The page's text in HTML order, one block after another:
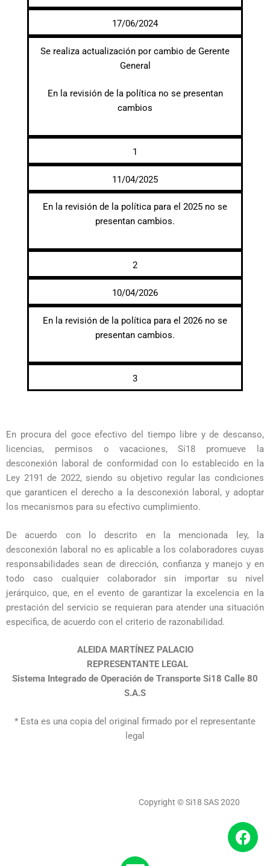
17/06/2024
Se realiza actualización por cambio de Gerente
General
En la revisión de la política no se presentan
cambios
1
11/04/2025
En la revisión de la política para el 2025 no se
presentan cambios.
2
10/04/2026
En la revisión de la política para el 2026 no se
presentan cambios.
3
En procura del goce efectivo del tiempo libre y de descanso,
licencias, permisos o vacaciones, Sí18 promueve la
desconexión laboral de conformidad con lo establecido en la
Ley 2191 de 2022, siendo su objetivo regular las condiciones
que garanticen el derecho a la desconexión laboral, y adoptar
los mecanismos para su efectivo cumplimiento.
De acuerdo con lo descrito en la mencionada ley, la
desconexión laboral no es aplicable a los colaboradores cuyas
responsabilidades sean de dirección, confianza y manejo y en
todo caso cualquier colaborador sin importar su nivel
jerárquico, que, en el evento de garantizar la excelencia en la
prestación del servicio se requieran para atender una situación
específica, de acuerdo con el criterio de razonabilidad.
ALEIDA MARTÍNEZ PALACIO
REPRESENTANTE LEGAL
Sistema Integrado de Operación de Transporte Si18 Calle 80
S.A.S
* Esta es una copia del original firmado por el representante
legal
Copyright © Si18 SAS 2020